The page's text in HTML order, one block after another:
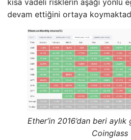
kısa vadeli risklerin aşağı yönlü
devam ettiğini ortaya
Ether’in 2016’dan beri
Coinglass